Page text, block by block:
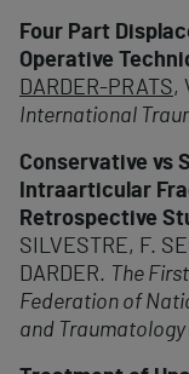
Four Part
Operative
DARDER-PRATS,
International
Conservative vs
Intraarticular
Retrospective
SILVESTRE, F.
DARDER. The
Federation of
and Traumatology